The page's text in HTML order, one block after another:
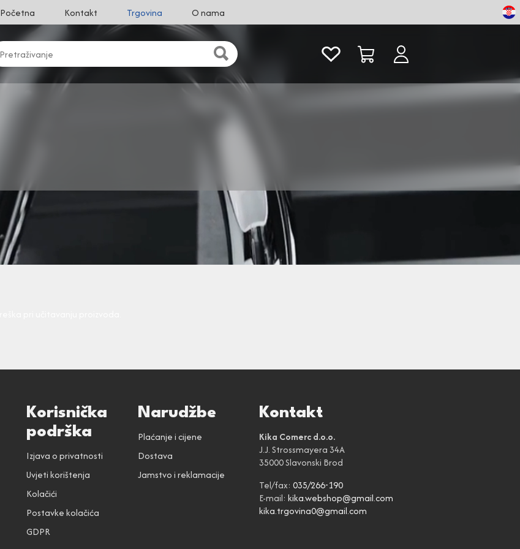
Početna Kontakt Trgovina O nama
Korisnička
podrška
Izjava o privatnosti
Uvjeti korištenja
Kolačići
Postavke kolačića
GDPR
Narudžbe
Plaćanje i cijene
Dostava
Jamstvo i reklamacije
Kontakt
Kika Comerc d.o.o.
J.J. Strossmayera 34A
35000 Slavonski Brod
Tel/fax: 035/266-190
E-mail: kika.webshop@gmail.com
kika.trgovina0@gmail.com